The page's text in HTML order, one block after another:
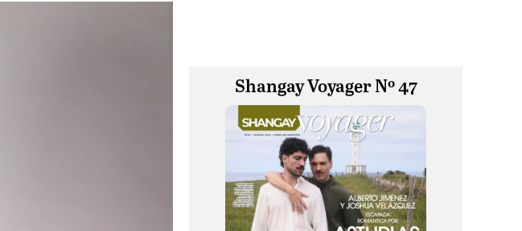
Shangay Voyager Nº 47